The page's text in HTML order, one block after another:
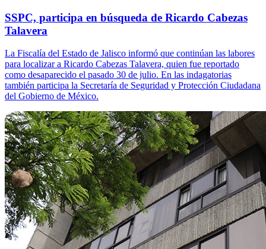
SSPC, participa en búsqueda de Ricardo Cabezas
Talavera
La Fiscalía del Estado de Jalisco informó que continúan las labores
para localizar a Ricardo Cabezas Talavera, quien fue reportado
como desaparecido el pasado 30 de julio. En las indagatorias
también participa la Secretaría de Seguridad y Protección Ciudadana
del Gobierno de México.